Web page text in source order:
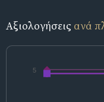
Αξιολογήσεις ανά
5